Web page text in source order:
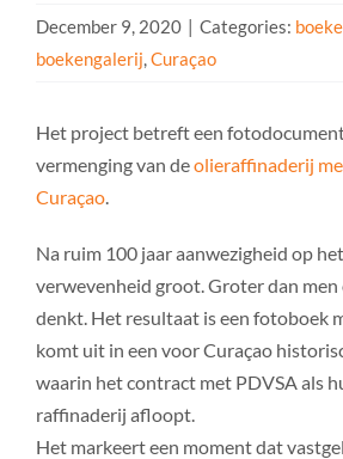
December 9, 2020 | Categories:
boekengalerij,Curaçao
Het project betreft een
vermenging van deolieraffinaderij
Curaçao.
Na ruim 100 jaar aanwezigheid op
verwevenheid groot. Groter dan men
denkt. Het resultaat is een fotoboek
komt uit in een voor Curaçao
waarin het contract met PDVSA als
raffinaderij afloopt.
Het markeert een moment dat